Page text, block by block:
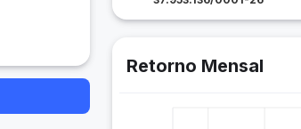
Retorno Mensal